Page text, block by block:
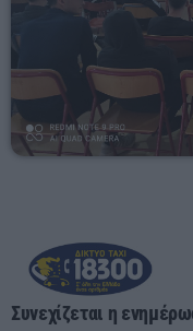
ΕΡΚΟ
Mixed by
09:30 -
ERKO.GR
14:00 -
19:00 -
Συνεχίζεται η